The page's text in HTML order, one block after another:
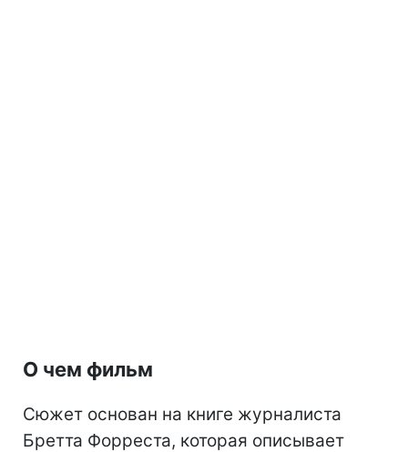
О чем фильм
Сюжет основан на книге журналиста
Бретта Форреста, которая описывает